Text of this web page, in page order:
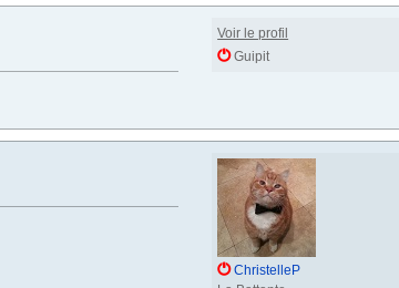
Voir le profil
Guipit
ChristelleP